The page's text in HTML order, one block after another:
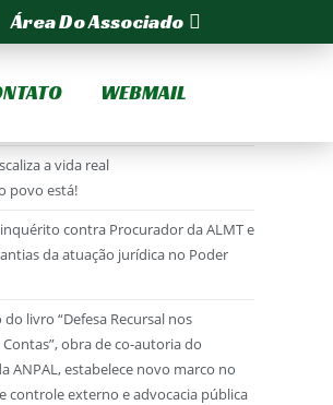
Área Do Associado
WEBMAIL
a vida real
povo está!
inquérito contra Procurador da ALMT e
da atuação jurídica no Poder
livro “Defesa Recursal nos
obra de co-autoria do
ANPAL, estabelece novo marco no
controle externo e advocacia pública